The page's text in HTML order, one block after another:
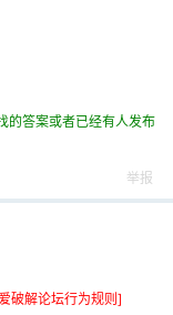
的答案或者已经有人发布
举报
破解论坛行为规则]